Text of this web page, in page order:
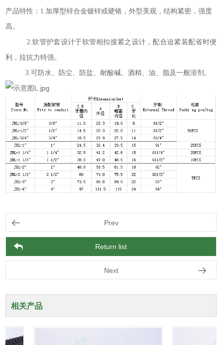
产品特性：1.加厚型锌合金镀锌或硬铬，外型美观，结构紧密，强度
高。
2.软管护套设计于软管相扣接紧之设计，配合迫紧装配省时便
利，拉抗力特强。
3.可防水、防尘、防盐、耐酸碱、酒精、油、脂及一般溶剂。
Prev
Return list
Next
相关产品